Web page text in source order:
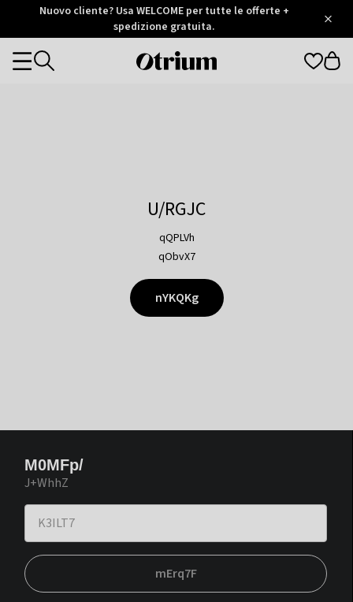
Otrium
Trustpilot
Nuovo cliente? Usa WELCOME per tutte le offerte +
spedizione gratuita.
Otrium
Categories
U/RGJC
qQPLVh
qObvX7
nYKQKg
M0MFp/
J+WhhZ
mErq7F